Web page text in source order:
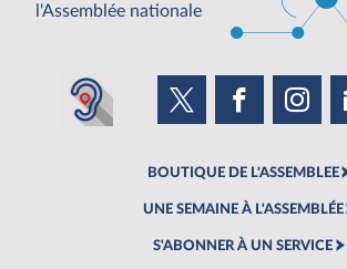
l'Assemblée nationale
BOUTIQUE DE L'ASSEMBLEE
UNE SEMAINE À L'ASSEMBLÉE
S'ABONNER À UN SERVICE